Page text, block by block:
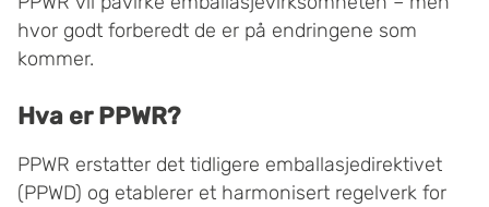
hvor godt forberedt de er på endringene som
kommer.
Hva er PPWR?
PPWR erstatter det tidligere emballasjedirektivet
(PPWD) og etablerer et harmonisert regelverk for